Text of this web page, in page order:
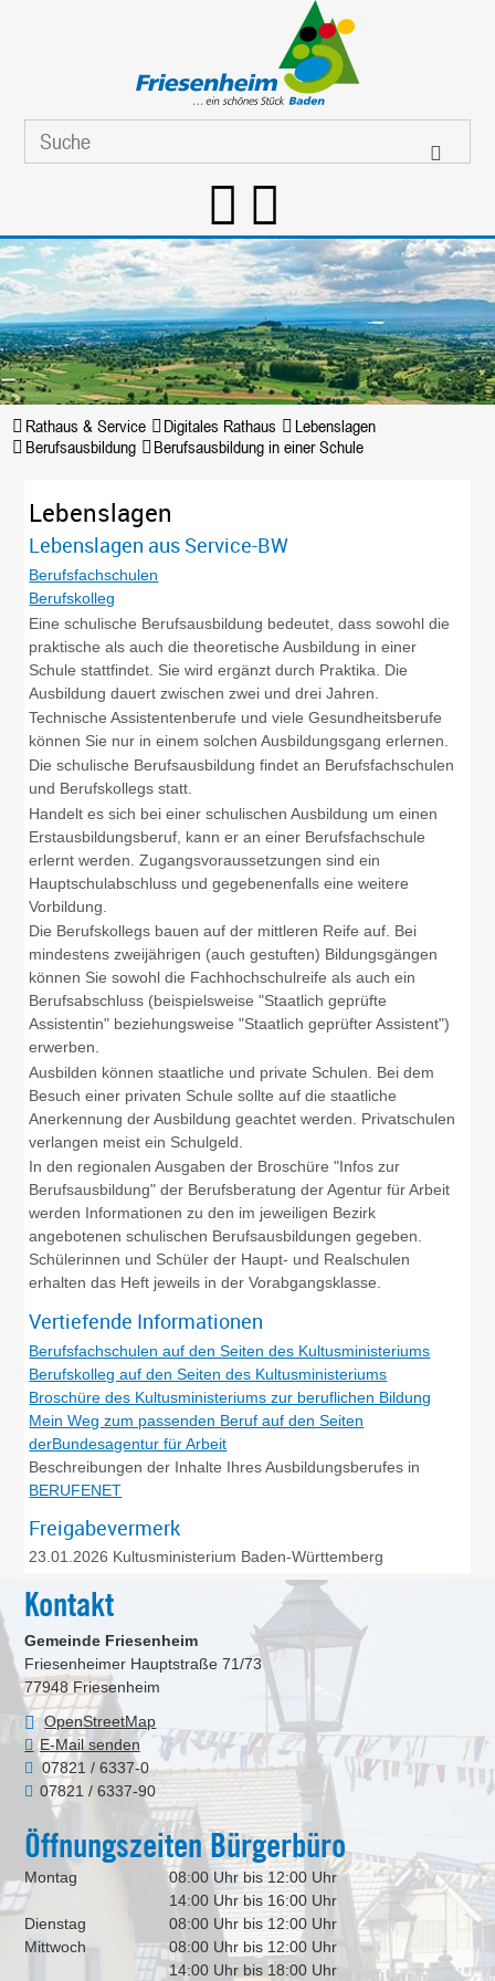
Rathaus & Service Digitales Rathaus
Lebenslagen
Berufsausbildung
Berufsausbildung in einer Schule
Lebenslagen
Lebenslagen aus Service-BW
Berufsfachschulen
Berufskolleg
Eine schulische Berufsausbildung bedeutet, dass sowohl die
praktische als auch die theoretische Ausbildung in einer
Schule stattfindet. Sie wird ergänzt durch Praktika. Die
Ausbildung dauert zwischen zwei und drei Jahren.
Technische Assistentenberufe und viele Gesundheitsberufe
können Sie nur in einem solchen Ausbildungsgang erlernen.
Die schulische Berufsausbildung findet an Berufsfachschulen
und Berufskollegs statt.
Handelt es sich bei einer schulischen Ausbildung um einen
Erstausbildungsberuf, kann er an einer Berufsfachschule
erlernt werden. Zugangsvoraussetzungen sind ein
Hauptschulabschluss und gegebenenfalls eine weitere
Vorbildung.
Die Berufskollegs bauen auf der mittleren Reife auf. Bei
mindestens zweijährigen (auch gestuften) Bildungsgängen
können Sie sowohl die Fachhochschulreife als auch ein
Berufsabschluss (beispielsweise "Staatlich geprüfte
Assistentin" beziehungsweise "Staatlich geprüfter Assistent")
erwerben.
Ausbilden können staatliche und private Schulen. Bei dem
Besuch einer privaten Schule sollte auf die staatliche
Anerkennung der Ausbildung geachtet werden. Privatschulen
verlangen meist ein Schulgeld.
In den regionalen Ausgaben der Broschüre "Infos zur
Berufsausbildung" der Berufsberatung der Agentur für Arbeit
werden Informationen zu den im jeweiligen Bezirk
angebotenen schulischen Berufsausbildungen gegeben.
Schülerinnen und Schüler der Haupt- und Realschulen
erhalten das Heft jeweils in der Vorabgangsklasse.
Vertiefende Informationen
Berufsfachschulen auf den Seiten des Kultusministeriums
Berufskolleg auf den Seiten des Kultusministeriums
Broschüre des Kultusministeriums zur beruflichen Bildung
Mein Weg zum passenden Beruf auf den Seiten
derBundesagentur für Arbeit
Beschreibungen der Inhalte Ihres Ausbildungsberufes in
BERUFENET
Freigabevermerk
23.01.2026 Kultusministerium Baden-Württemberg
Kontakt
Gemeinde Friesenheim
Friesenheimer Hauptstraße 71/73
77948 Friesenheim
OpenStreetMap
E-Mail senden
07821 / 6337-0
07821 / 6337-90
Öffnungszeiten Bürgerbüro
Montag
08:00 Uhr bis 12:00 Uhr
14:00 Uhr bis 16:00 Uhr
Dienstag
08:00 Uhr bis 12:00 Uhr
Mittwoch
08:00 Uhr bis 12:00 Uhr
14:00 Uhr bis 18:00 Uhr